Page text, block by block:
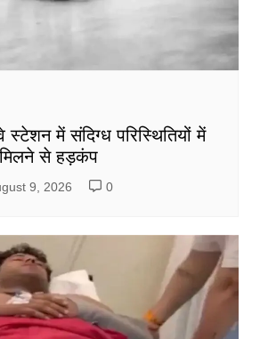
में संदिग्ध परिस्थितियों में
से हड़कंप
9, 2026 0